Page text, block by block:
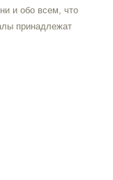
и обо всем, что
принадлежат